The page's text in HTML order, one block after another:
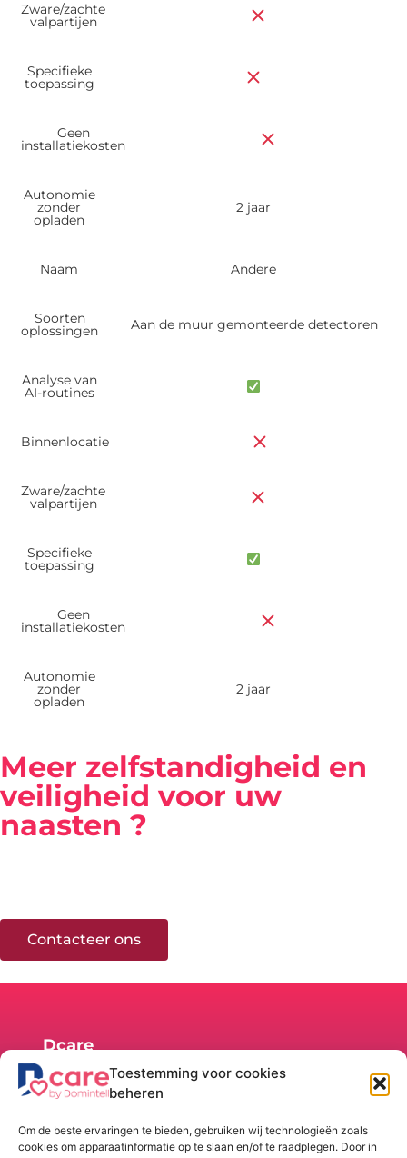
Toestemming voor cookies
beheren
Om de beste ervaringen te bieden, gebruiken wij technologieën zoals
cookies om apparaatinformatie op te slaan en/of te raadplegen. Door in
Zware/zachte
valpartijen
Specifieke
toepassing
Geen
installatiekosten
Autonomie
zonder
opladen
2 jaar
Naam Andere
Soorten
oplossingen Aan de muur gemonteerde detectoren
Analyse van
AI-routines
Binnenlocatie
Zware/zachte
valpartijen
Specifieke
toepassing
Geen
installatiekosten
Autonomie
zonder
opladen
2 jaar
Meer zelfstandigheid en
veiligheid voor uw
naasten ?
Contacteer ons
Dcare
Rue de la
Maîtrise, 9
Nijvel
Huur/Koop
Shop
Een kit
Navigatie
oplossing